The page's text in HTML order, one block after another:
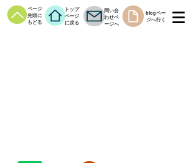
ページ
先頭に
もどる
トップ
ページ
に戻る
問い合
わせペ
ージへ
blogペー
ジへ行く